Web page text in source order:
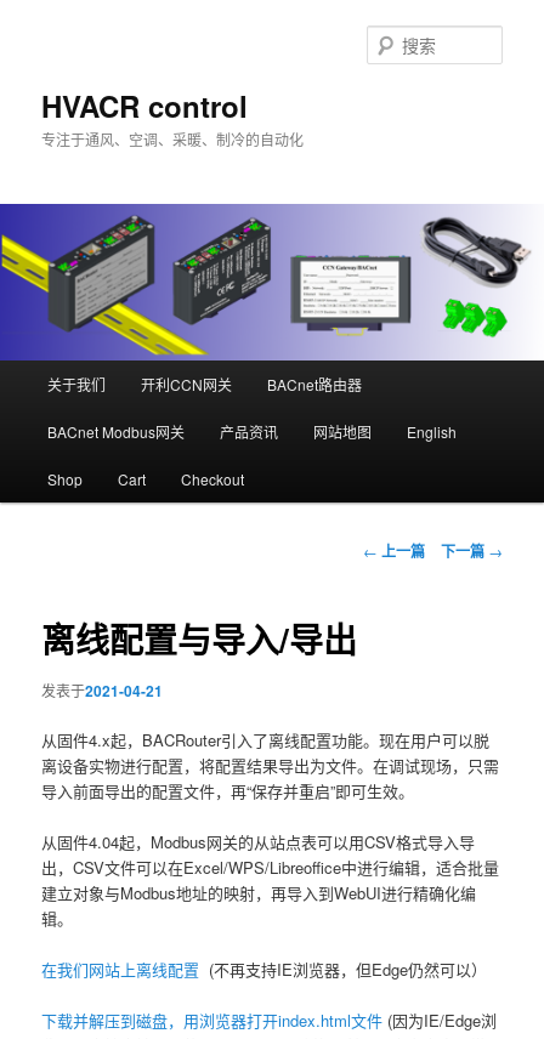
HVACR control
专注于通风、空调、采暖、制冷的自动化
索
关于我们 开利CCN网关 BACnet路由器
BACnet Modbus网关 产品资讯 网站地图 English
Shop Cart Checkout
文
← 上一篇 下一篇 →
离线配置与导入/导出
发表于2021-04-21
从固件4.x起，BACRouter引入了离线配置功能。现在用户可以脱
离设备实物进行配置，将配置结果导出为文件。在调试现场，只需
导入前面导出的配置文件，再“保存并重启”即可生效。
从固件4.04起，Modbus网关的从站点表可以用CSV格式导入导
出，CSV文件可以在Excel/WPS/Libreoffice中进行编辑，适合批量
建立对象与Modbus地址的映射，再导入到WebUI进行精确化编
辑。
在我们网站上离线配置 (不再支持IE浏览器，但Edge仍然可以）
下载并解压到磁盘，用浏览器打开index.html文件 (因为IE/Edge浏